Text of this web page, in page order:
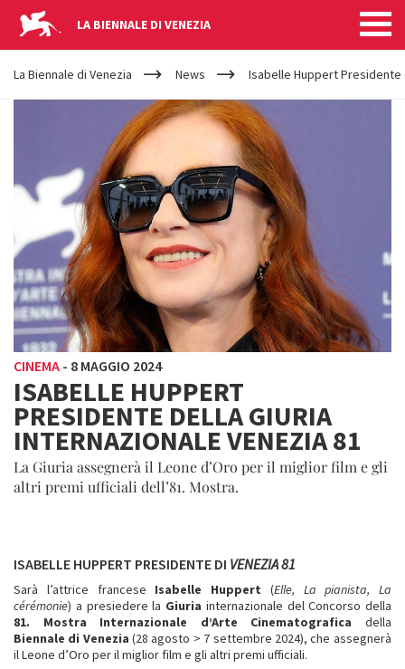
LA BIENNALE DI VENEZIA
YOUR
ARE
HERE
La Biennale di Venezia News Isabelle Huppert Presidente
CINEMA - 8 MAGGIO 2024
ISABELLE HUPPERT
PRESIDENTE DELLA GIURIA
INTERNAZIONALE VENEZIA 81
La Giuria assegnerà il Leone d’Oro per il miglior film e gli
altri premi ufficiali dell’81. Mostra.
ISABELLE HUPPERT PRESIDENTE DI VENEZIA 81
Sarà l’attrice francese Isabelle Huppert (Elle, La pianista, La
cérémonie) a presiedere la Giuria internazionale del Concorso della
81. Mostra Internazionale d’Arte Cinematografica della
Biennale di Venezia(28 agosto > 7 settembre 2024), che assegnerà
il Leone d’Oro per il miglior film e gli altri premi ufficiali.